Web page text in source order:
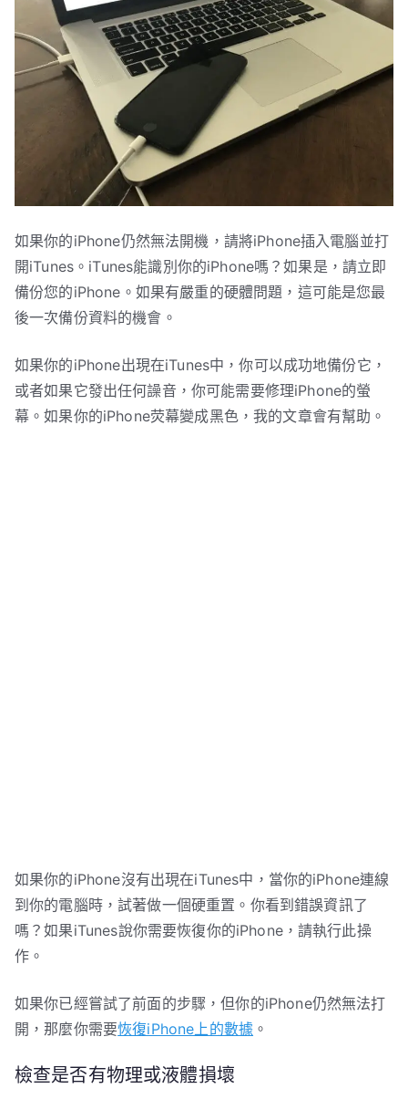
如果你的iPhone仍然無法開機，請將iPhone插入電腦並打
開iTunes。iTunes能識別你的iPhone嗎？如果是，請立即
備份您的iPhone。如果有嚴重的硬體問題，這可能是您最
後一次備份資料的機會。
如果你的iPhone出現在iTunes中，你可以成功地備份它，
或者如果它發出任何譟音，你可能需要修理iPhone的螢
幕。如果你的iPhone荧幕變成黑色，我的文章會有幫助。
如果你的iPhone沒有出現在iTunes中，當你的iPhone連線
到你的電腦時，試著做一個硬重置。你看到錯誤資訊了
嗎？如果iTunes說你需要恢復你的iPhone，請執行此操
作。
如果你已經嘗試了前面的步驟，但你的iPhone仍然無法打
開，那麼你需要恢復iPhone上的數據 。
檢查是否有物理或液體損壞